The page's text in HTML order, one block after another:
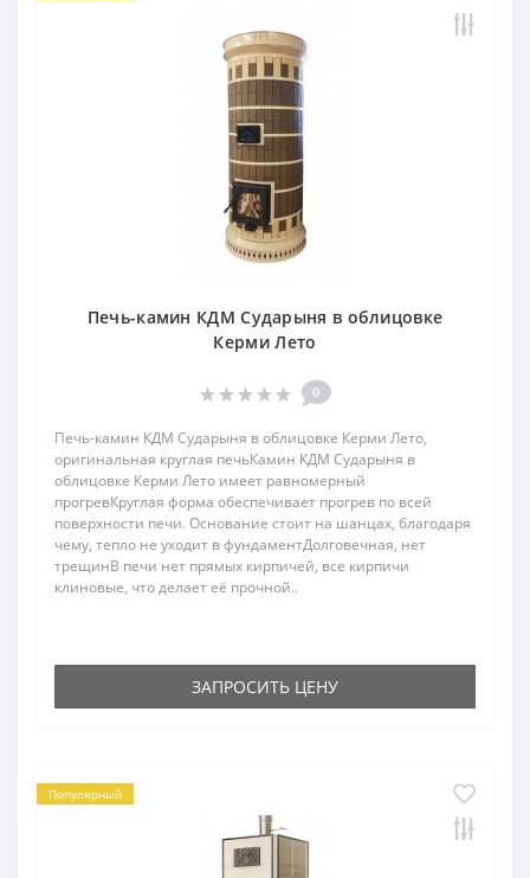
Печь-камин КДМ Сударыня в облицовке
Керми Лето
0
Печь-камин КДМ Сударыня в облицовке Керми Лето,
оригинальная круглая печьКамин КДМ Сударыня в
облицовке Керми Лето имеет равномерный
прогревКруглая форма обеспечивает прогрев по всей
поверхности печи. Основание стоит на шанцах, благодаря
чему, тепло не уходит в фундаментДолговечная, нет
трещинВ печи нет прямых кирпичей, все кирпичи
клиновые, что делает её прочной..
ЗАПРОСИТЬ ЦЕНУ
Популярный